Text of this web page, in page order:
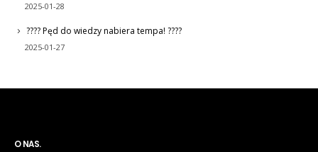
2025-01-28
???? Pęd do wiedzy nabiera tempa! ????
2025-01-27
O NAS.